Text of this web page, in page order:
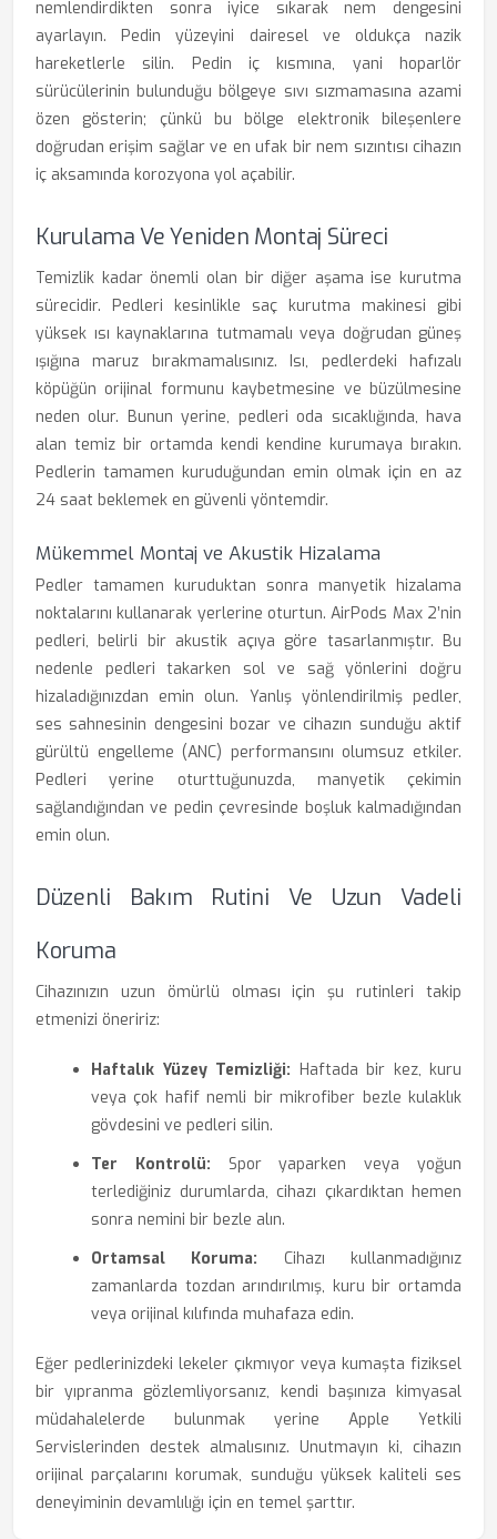
nemlendirdikten sonra iyice sıkarak nem dengesini
ayarlayın. Pedin yüzeyini dairesel ve oldukça nazik
hareketlerle silin. Pedin iç kısmına, yani hoparlör
sürücülerinin bulunduğu bölgeye sıvı sızmamasına azami
özen gösterin; çünkü bu bölge elektronik bileşenlere
doğrudan erişim sağlar ve en ufak bir nem sızıntısı cihazın
iç aksamında korozyona yol açabilir.
Kurulama Ve Yeniden Montaj Süreci
Temizlik kadar önemli olan bir diğer aşama ise kurutma
sürecidir. Pedleri kesinlikle saç kurutma makinesi gibi
yüksek ısı kaynaklarına tutmamalı veya doğrudan güneş
ışığına maruz bırakmamalısınız. Isı, pedlerdeki hafızalı
köpüğün orijinal formunu kaybetmesine ve büzülmesine
neden olur. Bunun yerine, pedleri oda sıcaklığında, hava
alan temiz bir ortamda kendi kendine kurumaya bırakın.
Pedlerin tamamen kuruduğundan emin olmak için en az
24 saat beklemek en güvenli yöntemdir.
Mükemmel Montaj ve Akustik Hizalama
Pedler tamamen kuruduktan sonra manyetik hizalama
noktalarını kullanarak yerlerine oturtun. AirPods Max 2’nin
pedleri, belirli bir akustik açıya göre tasarlanmıştır. Bu
nedenle pedleri takarken sol ve sağ yönlerini doğru
hizaladığınızdan emin olun. Yanlış yönlendirilmiş pedler,
ses sahnesinin dengesini bozar ve cihazın sunduğu aktif
gürültü engelleme (ANC) performansını olumsuz etkiler.
Pedleri yerine oturttuğunuzda, manyetik çekimin
sağlandığından ve pedin çevresinde boşluk kalmadığından
emin olun.
Düzenli Bakım Rutini Ve Uzun Vadeli
Koruma
Cihazınızın uzun ömürlü olması için şu rutinleri takip
etmenizi öneririz:
Haftalık Yüzey Temizliği: Haftada bir kez, kuru
veya çok hafif nemli bir mikrofiber bezle kulaklık
gövdesini ve pedleri silin.
Ter Kontrolü: Spor yaparken veya yoğun
terlediğiniz durumlarda, cihazı çıkardıktan hemen
sonra nemini bir bezle alın.
Ortamsal Koruma: Cihazı kullanmadığınız
zamanlarda tozdan arındırılmış, kuru bir ortamda
veya orijinal kılıfında muhafaza edin.
Eğer pedlerinizdeki lekeler çıkmıyor veya kumaşta fiziksel
bir yıpranma gözlemliyorsanız, kendi başınıza kimyasal
müdahalelerde bulunmak yerine Apple Yetkili
Servislerinden destek almalısınız. Unutmayın ki, cihazın
orijinal parçalarını korumak, sunduğu yüksek kaliteli ses
deneyiminin devamlılığı için en temel şarttır.